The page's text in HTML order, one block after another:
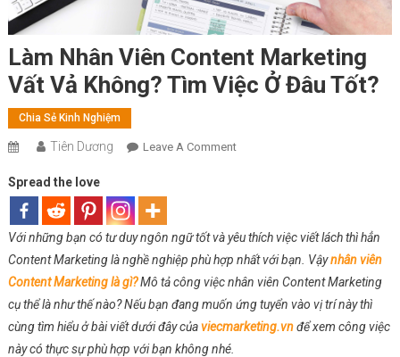
Làm Nhân Viên Content Marketing
Vất Vả Không? Tìm Việc Ở Đâu Tốt?
Chia Sẻ Kinh Nghiệm
Tiên Dương Leave A CommentOn
Marketing
Vất
Vả
Không?
Tìm
Spread the love
Với những bạn có tư duy ngôn ngữ tốt và yêu thích việc viết lách thì hẳn
Content Marketing là nghề nghiệp phù hợp nhất với bạn. Vậynhân viên
Content Marketing là gì?Mô tả công việc nhân viên Content Marketing
cụ thể là như thế nào? Nếu bạn đang muốn ứng tuyển vào vị trí này thì
cùng tìm hiểu ở bài viết dưới đây củaviecmarketing.vnđể xem công việc
này có thực sự phù hợp với bạn không nhé.